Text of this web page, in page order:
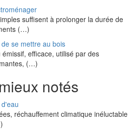
suffisent à prolonger la durée de
(…)
se mettre au bois
efficace, utilisé par des
(…)
notés
réchauffement climatique inéluctable